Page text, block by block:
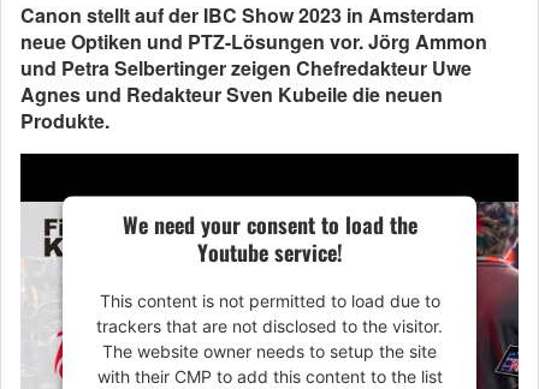
Canon stellt auf der IBC Show 2023 in Amsterdam
neue Optiken und PTZ-Lösungen vor. Jörg Ammon
und Petra Selbertinger zeigen Chefredakteur Uwe
Agnes und Redakteur Sven Kubeile die neuen
Produkte.
We need your consent to load the
Youtube service!
This content is not permitted to load due to
trackers that are not disclosed to the visitor.
The website owner needs to setup the site
with their CMP to add this content to the list